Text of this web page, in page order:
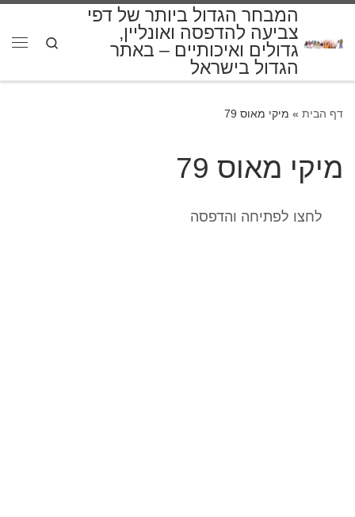
המבחר הגדול ביותר של דפי
צביעה להדפסה ואונליין,
גדולים ואיכותיים – באתר
הגדול בישראל
Search
דף הבית » מיקי מאוס 79
מיקי מאוס 79
לחצו לפתיחה והדפסה